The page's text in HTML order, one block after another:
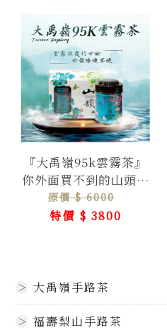
大禹嶺手路茶
福壽梨山手路茶
『大禹嶺95k雲霧茶』
你外面買不到的山頭濃
韻雲霧茶
原價 $ 6000
特價 $ 3800